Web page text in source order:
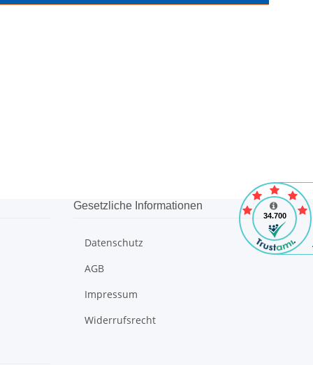
Gesetzliche Informationen
Datenschutz
AGB
Impressum
Widerrufsrecht